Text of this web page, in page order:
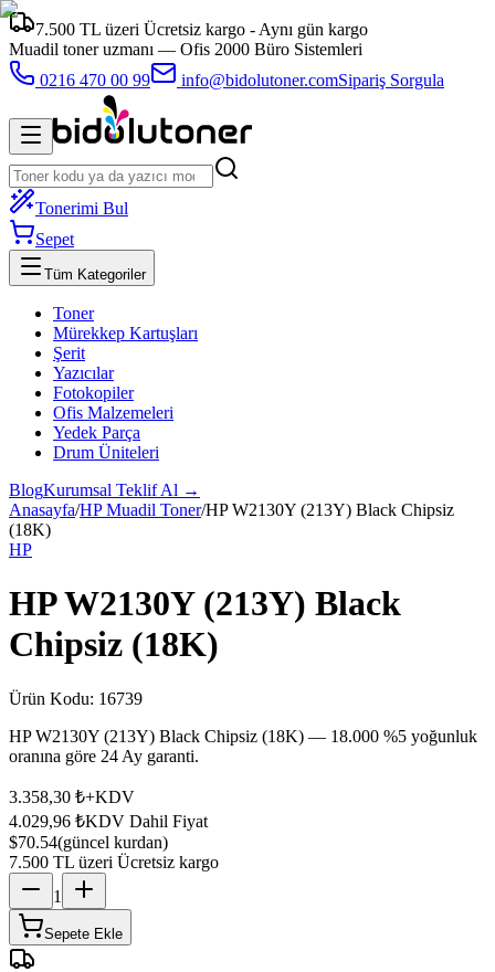
7.500 TL üzeri Ücretsiz kargo - Aynı gün kargo
Muadil toner uzmanı — Ofis 2000 Büro Sistemleri
0216 470 00 99
info@bidolutoner.comSipariş Sorgula
Tonerimi Bul
Sepet
Tüm Kategoriler
Toner
Mürekkep Kartuşları
Şerit
Yazıcılar
Fotokopiler
Ofis Malzemeleri
Yedek Parça
Drum Üniteleri
BlogKurumsal Teklif Al →
Anasayfa/HP Muadil Toner/HP W2130Y (213Y) Black Chipsiz
(18K)
HP
HP W2130Y (213Y) Black
Chipsiz (18K)
Ürün Kodu: 16739
HP W2130Y (213Y) Black Chipsiz (18K) — 18.000 %5 yoğunluk
oranına göre 24 Ay garanti.
3.358,30 ₺+KDV
4.029,96 ₺KDV Dahil Fiyat
$70.54(güncel kurdan)
7.500 TL üzeri Ücretsiz kargo
1
Sepete Ekle